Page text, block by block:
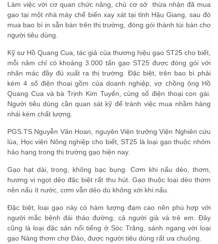
Làm việc với cơ quan chức năng, chủ cơ sở thừa nhận đã mua
gạo tại một nhà máy chế biến xay xát tại tỉnh Hậu Giang, sau đó
mua bao bì in sẵn bán trên thị trường, đóng gói thành túi bán cho
người tiêu dùng.
Kỹ sư Hồ Quang Cua, tác giả của thương hiệu gạo ST25 cho biết,
mỗi năm chỉ có khoảng 3.000 tấn gạo ST25 được đóng gói với
nhãn mác đầy đủ xuất ra thị trường. Đặc biệt, trên bao bì phải
kèm 4 số điện thoại gồm của doanh nghiệp, vợ chồng ông Hồ
Quang Cua và bà Trịnh Kim Tuyến, cùng số điện thoại con gái.
Người tiêu dùng cần quan sát kỹ để tránh việc mua nhầm hàng
nhái kém chất lượng.
PGS.TS Nguyễn Văn Hoan, nguyên Viện trưởng Viện Nghiên cứu
lúa, Học viện Nông nghiệp cho biết, ST25 là loại gạo thuộc nhóm
hảo hạng trong thị trường gạo hiện nay.
Gạo hạt dài, trong, không bạc bụng. Cơm khi nấu dẻo, thơm,
hương vị ngọt dẻo đặc biệt rất thu hút. Gạo thuộc loại dẻo thơm
nên nấu ít nước, cơm vẫn dẻo dù không xới khi nấu.
Đặc biệt, loại gạo này có hàm lượng đạm cao nên phù hợp với
người mắc bệnh đái tháo đường, cả người già và trẻ em. Đây
cũng là loại đặc sản nổi tiếng ở Sóc Trăng, sánh ngang với loại
gạo Nàng thơm chợ Đào, được người tiêu dùng rất ưa chuộng.